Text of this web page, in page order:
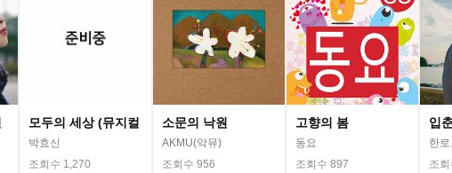
모두의 세상 (뮤지컬
박효신
조회수 1,270
소문의 낙원
AKMU(악뮤)
조회수 956
고향의 봄
동요
조회수 897
입
한
조